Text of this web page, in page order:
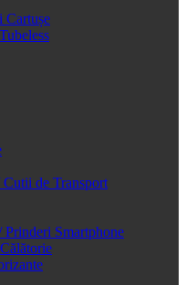
Cartușe
de Transport
Prinderi Smartphone